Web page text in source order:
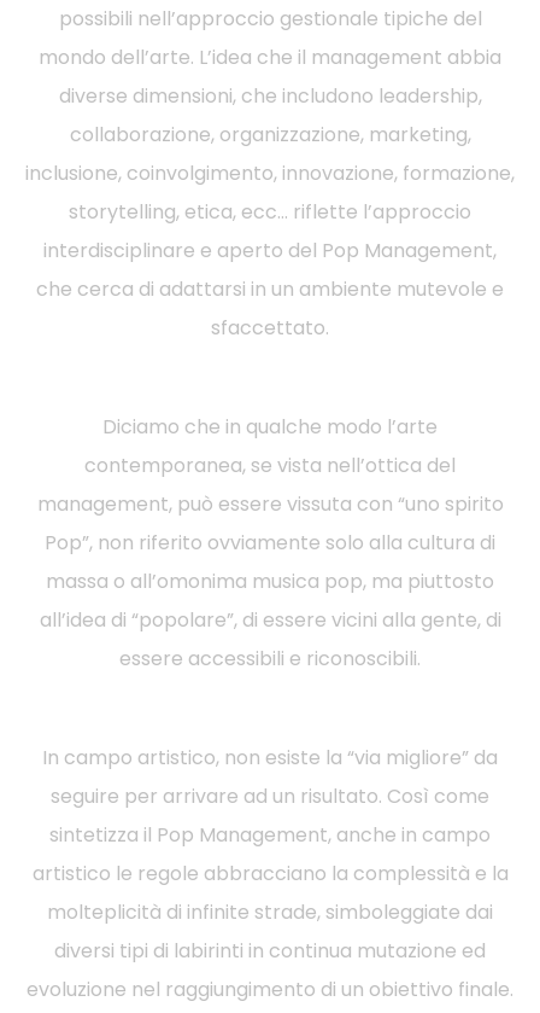
possibili nell’approccio gestionale tipiche del
mondo dell’arte. L’idea che il management abbia
diverse dimensioni, che includono leadership,
collaborazione, organizzazione, marketing,
inclusione, coinvolgimento, innovazione, formazione,
storytelling, etica, ecc… riflette l’approccio
interdisciplinare e aperto del Pop Management,
che cerca di adattarsi in un ambiente mutevole e
sfaccettato.
Diciamo che in qualche modo l’arte
contemporanea, se vista nell’ottica del
management, può essere vissuta con “uno spirito
Pop”, non riferito ovviamente solo alla cultura di
massa o all’omonima musica pop, ma piuttosto
all’idea di “popolare”, di essere vicini alla gente, di
essere accessibili e riconoscibili.
In campo artistico, non esiste la “via migliore” da
seguire per arrivare ad un risultato. Così come
sintetizza il Pop Management, anche in campo
artistico le regole abbracciano la complessità e la
molteplicità di infinite strade, simboleggiate dai
diversi tipi di labirinti in continua mutazione ed
evoluzione nel raggiungimento di un obiettivo finale.